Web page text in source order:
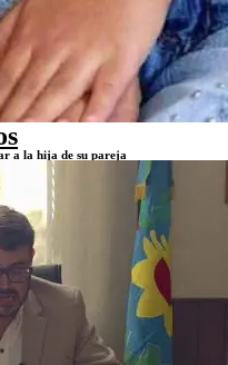
a la hija de su pareja